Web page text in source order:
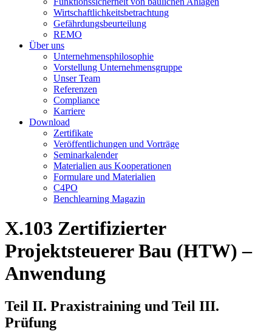
Wirtschaftlichkeitsbetrachtung
Gefährdungsbeurteilung
REMO
Über uns
Unternehmensphilosophie
Vorstellung Unternehmensgruppe
Unser Team
Referenzen
Compliance
Karriere
Download
Zertifikate
Veröffentlichungen und Vorträge
Seminarkalender
Materialien aus Kooperationen
Formulare und Materialien
C4PO
Benchlearning Magazin
X.103 Zertifizierter
Projektsteuerer Bau (HTW) –
Anwendung
Teil II. Praxistraining und Teil III.
Prüfung